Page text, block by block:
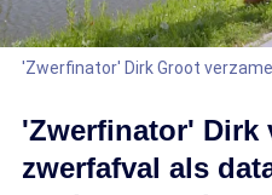
'Zwerfinator' Dirk Groot
'Zwerfinator' Dirk
zwerfafval als